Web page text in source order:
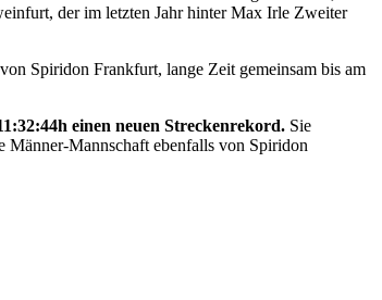
der im letzten Jahr hinter Max Irle Zweiter
Spiridon Frankfurt, lange Zeit gemeinsam bis am
einen neuen Streckenrekord. Sie
Männer-Mannschaft ebenfalls von Spiridon